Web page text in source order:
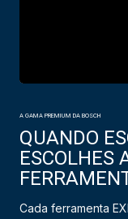
A GAMA PREMIUM DA BOSCH
QUANDO
ESCOLHES
Cada ferramenta